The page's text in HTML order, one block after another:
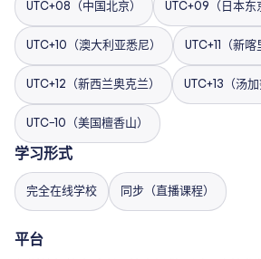
UTC+08（中国北京） UTC+09（日本东
UTC+10（澳大利亚悉尼） UTC+11（新
UTC+12（新西兰奥克兰） UTC+13（汤
UTC−10（美国檀香山）
学习形式
完全在线学校 同步（直播课程）
平台